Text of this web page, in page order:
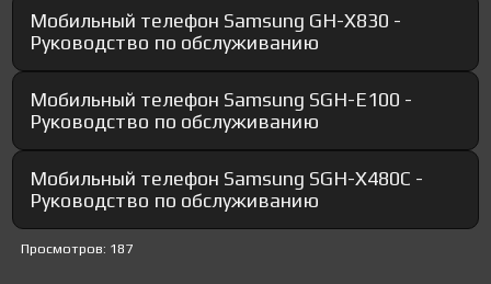
Мобильный телефон Samsung GH-X830 -
Руководство по обслуживанию
Мобильный телефон Samsung SGH-E100 -
Руководство по обслуживанию
Мобильный телефон Samsung SGH-X480C -
Руководство по обслуживанию
Просмотров: 187